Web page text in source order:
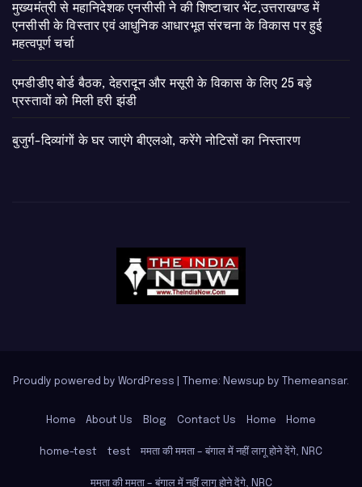
मुख्यमंत्री से महानिदेशक एनसीसी ने की शिष्टाचार भेंट,उत्तराखण्ड में
एनसीसी के विस्तार एवं आधुनिक आधारभूत संरचना के विकास पर हुई
महत्वपूर्ण चर्चा
एमडीडीए बोर्ड बैठक, देहरादून और मसूरी के विकास के लिए 25 बड़े
प्रस्तावों को मिली हरी झंडी
बुजुर्ग-दिव्यांगों के घर जाएंगे बीएलओ, करेंगे नोटिसों का निस्तारण
Proudly powered by WordPress Theme: Newsup by Themeansar.
Home About Us Blog Contact Us Home Home
home-test test ममता की ममता – बंगाल में नहीं लागू होने देंगे, NRC
ममता की ममता – बंगाल में नहीं लागू होने देंगे, NRC